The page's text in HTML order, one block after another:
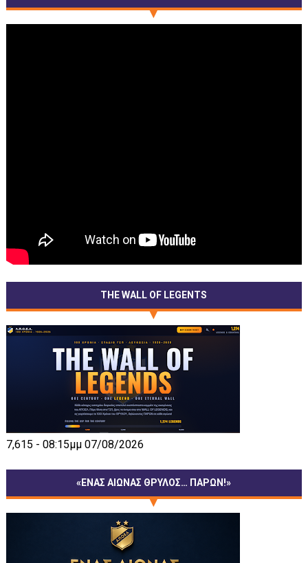
THE WALL OF LEGENTS
7,615 - 08:15μμ 07/08/2026
«ΕΝΑΣ ΑΙΩΝΑΣ ΘΡΥΛΟΣ… ΠΑΡΩΝ!»